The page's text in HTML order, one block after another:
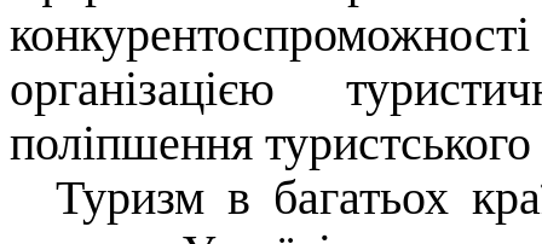
організацією
поліпшення туристського
Туризм в багатьох